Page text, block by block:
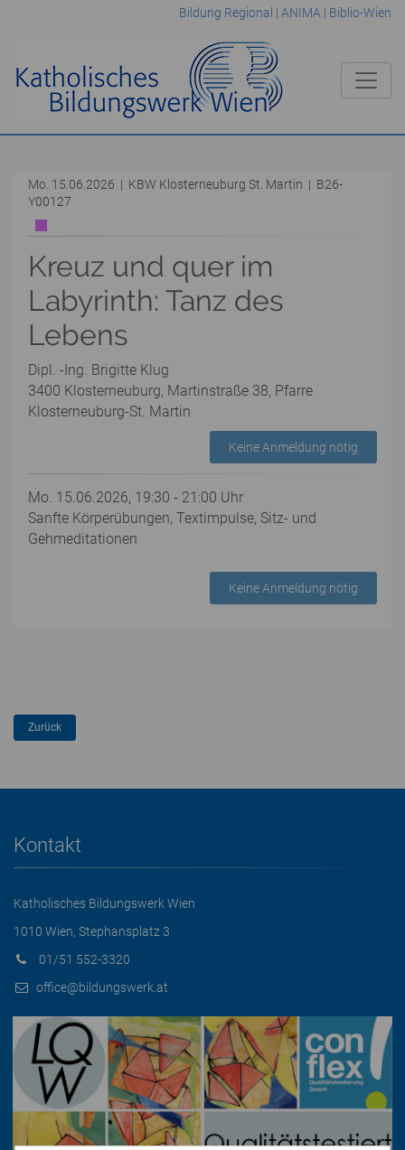
Bildung Regional | ANIMA | Biblio-Wien
Mo. 15.06.2026 | KBW Klosterneuburg St. Martin | B26-
Y00127
Kreuz und quer im
Labyrinth: Tanz des
Lebens
Dipl. -Ing. Brigitte Klug
3400 Klosterneuburg, Martinstraße 38, Pfarre
Klosterneuburg-St. Martin
Keine Anmeldung nötig
Mo. 15.06.2026, 19:30 - 21:00 Uhr
Sanfte Körperübungen, Textimpulse, Sitz- und
Gehmeditationen
Keine Anmeldung nötig
Kontakt
Katholisches Bildungswerk Wien
1010 Wien, Stephansplatz 3
01/51 552-3320
office@bildungswerk.at